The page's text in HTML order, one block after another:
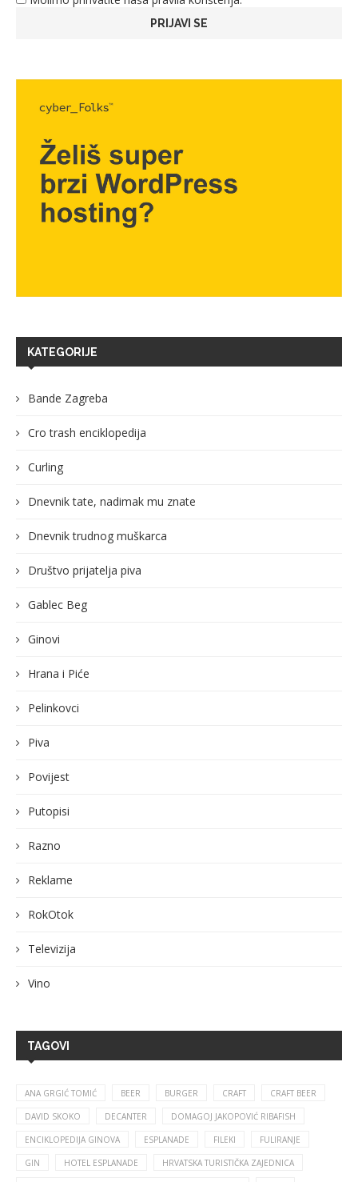
KATEGORIJE
Bande Zagreba
Cro trash enciklopedija
Curling
Dnevnik tate, nadimak mu znate
Dnevnik trudnog muškarca
Društvo prijatelja piva
Gablec Beg
Ginovi
Hrana i Piće
Pelinkovci
Piva
Povijest
Putopisi
Razno
Reklame
RokOtok
Televizija
Vino
TAGOVI
ANA GRGIĆ TOMIĆ BEER BURGER CRAFT CRAFT BEER
DAVID SKOKO DECANTER DOMAGOJ JAKOPOVIĆ RIBAFISH
ENCIKLOPEDIJA GINOVA ESPLANADE FILEKI FULIRANJE
GIN HOTEL ESPLANADE HRVATSKA TURISTIČKA ZAJEDNICA